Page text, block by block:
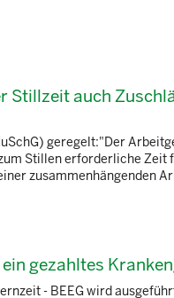
auch
geregelt:"Der
Stillen erforderliche
zusammenhängenden
gezahltes
- BEEG wird